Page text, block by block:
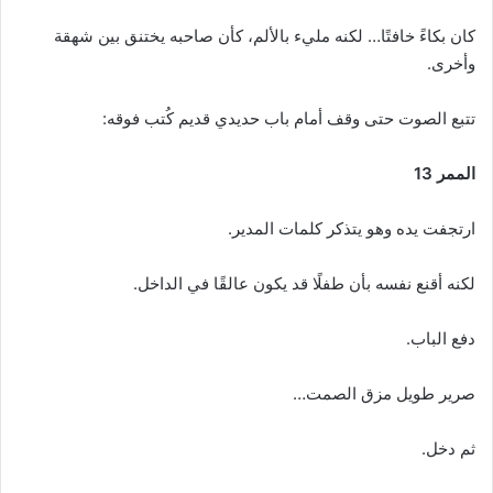
كان بكاءً خافتًا… لكنه مليء بالألم، كأن صاحبه يختنق بين شهقة
وأخرى.
تتبع الصوت حتى وقف أمام باب حديدي قديم كُتب فوقه:
الممر 13
ارتجفت يده وهو يتذكر كلمات المدير.
لكنه أقنع نفسه بأن طفلًا قد يكون عالقًا في الداخل.
دفع الباب.
صرير طويل مزق الصمت…
ثم دخل.